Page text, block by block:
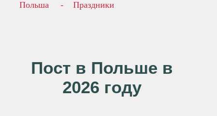
Польша - Праздники
Пост в Польше в
2026 году